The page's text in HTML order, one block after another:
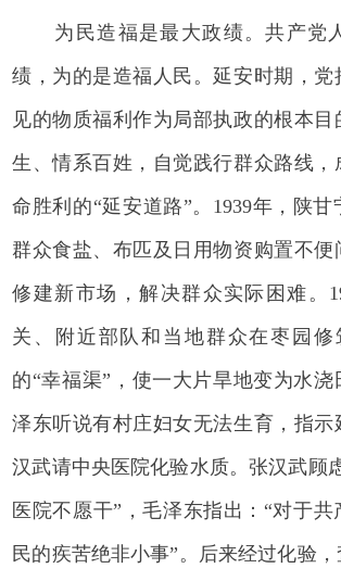
为民造福是最大政绩。共产党
绩，为的是造福人民。延安时期，党
见的物质福利作为局部执政的根本目
生、情系百姓，自觉践行群众路线，
命胜利的“延安道路”。1939年，陕
群众食盐、布匹及日用物资购置不便
修建新市场，解决群众实际困难。
关、附近部队和当地群众在枣园修
的“幸福渠”，使一大片旱地变为水浇
泽东听说有村庄妇女无法生育，指示
汉武请中央医院化验水质。张汉武顾
医院不愿干”，毛泽东指出：“对于共
民的疾苦绝非小事”。后来经过化验